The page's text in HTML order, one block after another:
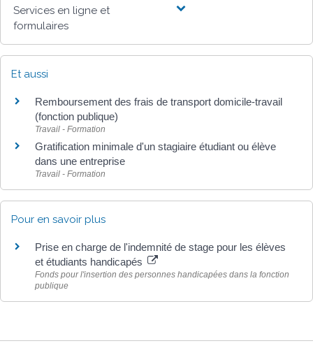
Services en ligne et
formulaires
Et aussi
Remboursement des frais de transport domicile-travail
(fonction publique)
Travail - Formation
Gratification minimale d'un stagiaire étudiant ou élève
dans une entreprise
Travail - Formation
Pour en savoir plus
Prise en charge de l'indemnité de stage pour les élèves
et étudiants handicapés
Fonds pour l'insertion des personnes handicapées dans la fonction
publique